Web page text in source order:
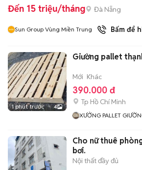
Đến 15 triệu/tháng Đà Nẵng
Sun Group Vùng Miền Trung Bấm để
1 phút trước 4
Giường pallet
Mới Khác
390.000 đ
Tp Hồ Chí Minh
XƯỞNG PALLET
Cho nữ thuê
bơi.
Nội thất đầy đủ